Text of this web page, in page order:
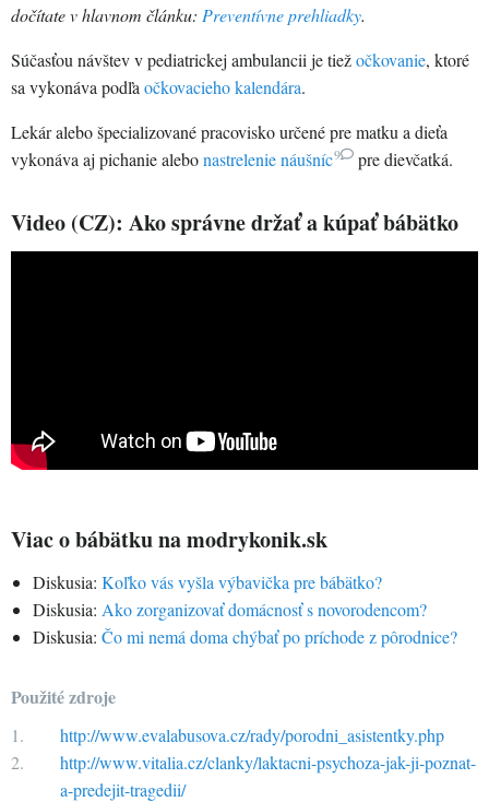
dočítate v hlavnom článku: Preventívne prehliadky.
Súčasťou návštev v pediatrickej ambulancii je tiežočkovanie, ktoré
sa vykonáva podľa očkovacieho kalendára.
Lekár alebo špecializované pracovisko určené pre matku a dieťa
vykonáva aj pichanie alebonastrelenie náušníc9 pre dievčatká.
Video (CZ): Ako správne držať a kúpať bábätko
Viac o bábätku na modrykonik.sk
Diskusia: Koľko vás vyšla výbavička pre bábätko?
Diskusia: Ako zorganizovať domácnosť s novorodencom?
Diskusia: Čo mi nemá doma chýbať po príchode z pôrodnice?
Použité zdroje
http://www.evalabusova.cz/rady/porodni_asistentky.php
http://www.vitalia.cz/clanky/laktacni-psychoza-jak-ji-poznat-
a-predejit-tragedii/